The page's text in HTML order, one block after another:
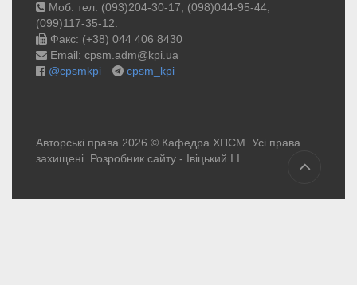
Моб. тел: (093)204-30-17; (098)044-95-44;
(099)117-35-12.
Факс: (+38) 044 406 8430
Email: cpsm.adm@kpi.ua
@cpsmkpi
cpsm_kpi
Авторські права 2026 © Кафедра ХПСМ. Усі права
захищені. Розробник сайту - Івіцький І.І.